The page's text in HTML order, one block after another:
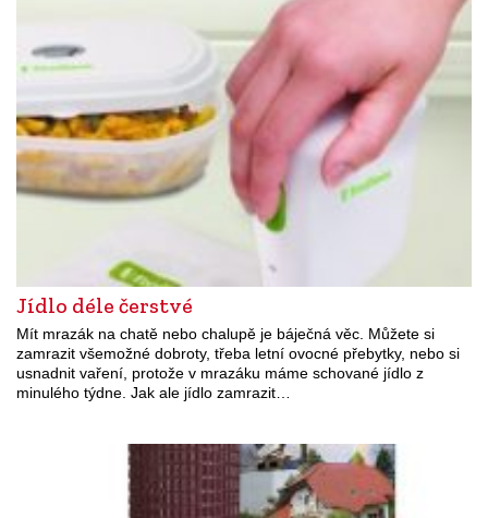
Jídlo déle čerstvé
Mít mrazák na chatě nebo chalupě je báječná věc. Můžete si
zamrazit všemožné dobroty, třeba letní ovocné přebytky, nebo si
usnadnit vaření, protože v mrazáku máme schované jídlo z
minulého týdne. Jak ale jídlo zamrazit…